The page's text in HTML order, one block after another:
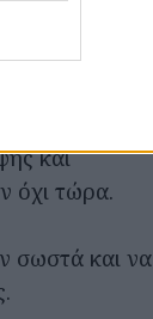
και
όχι τώρα.
σωστά και να